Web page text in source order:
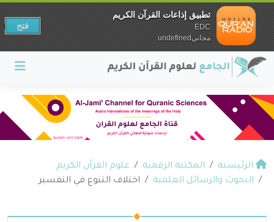
الرئيسية المكتبة الرقمية
علوم القرآن الكريم
البحوث والرسائل العلمية
اختلاف التنوع في التفسير
تطبيق إذاعات القرآن الكريم
EDC
مجانيundefined
فتح